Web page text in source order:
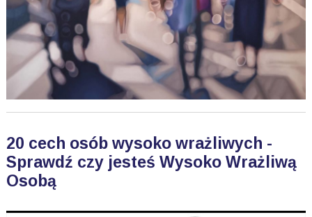
20 cech osób wysoko wrażliwych -
Sprawdź czy jesteś Wysoko Wrażliwą
Osobą